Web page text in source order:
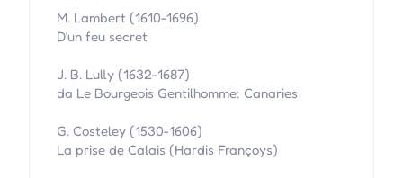
M. Lambert (1610-1696)
D’un feu secret
J. B. Lully (1632-1687)
da Le Bourgeois Gentilhomme: Canaries
G. Costeley (1530-1606)
La prise de Calais (Hardis Françoys)